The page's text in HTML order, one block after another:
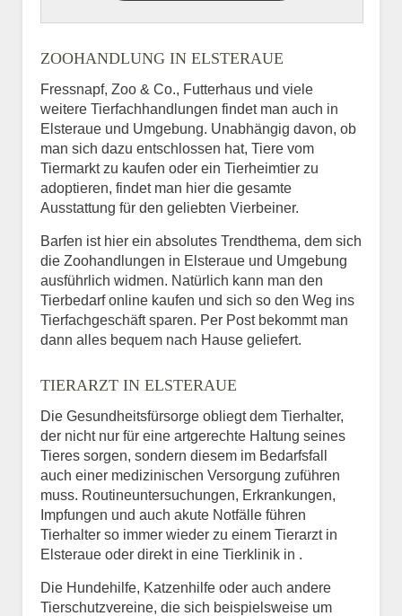
ZOOHANDLUNG IN ELSTERAUE
Fressnapf, Zoo & Co., Futterhaus und viele
weitere Tierfachhandlungen findet man auch in
Elsteraue und Umgebung. Unabhängig davon, ob
man sich dazu entschlossen hat, Tiere vom
Tiermarkt zu kaufen oder ein Tierheimtier zu
adoptieren, findet man hier die gesamte
Ausstattung für den geliebten Vierbeiner.
Barfen ist hier ein absolutes Trendthema, dem sich
die Zoohandlungen in Elsteraue und Umgebung
ausführlich widmen. Natürlich kann man den
Tierbedarf online kaufen und sich so den Weg ins
Tierfachgeschäft sparen. Per Post bekommt man
dann alles bequem nach Hause geliefert.
TIERARZT IN ELSTERAUE
Die Gesundheitsfürsorge obliegt dem Tierhalter,
der nicht nur für eine artgerechte Haltung seines
Tieres sorgen, sondern diesem im Bedarfsfall
auch einer medizinischen Versorgung zuführen
muss. Routineuntersuchungen, Erkrankungen,
Impfungen und auch akute Notfälle führen
Tierhalter so immer wieder zu einem Tierarzt in
Elsteraue oder direkt in eine Tierklinik in .
Die Hundehilfe, Katzenhilfe oder auch andere
Tierschutzvereine, die sich beispielsweise um